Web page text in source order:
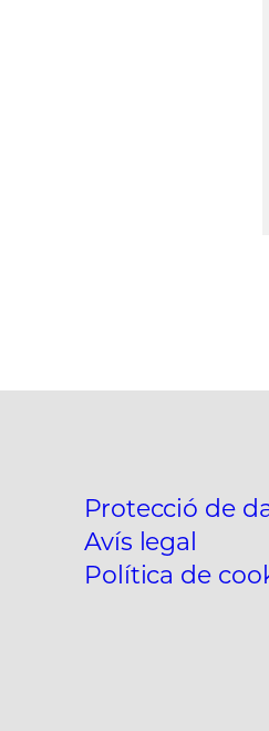
Protecció de
Avís legal
Política de